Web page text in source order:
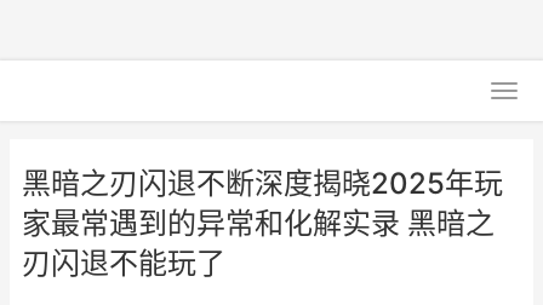
黑暗之刃闪退不断深度揭晓2025年玩
家最常遇到的异常和化解实录 黑暗之
刃闪退不能玩了